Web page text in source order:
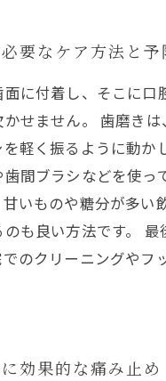
要なケア方法と予
に付着し、そこに
せません。 歯磨き
軽く振るように動
間ブラシなどを使
いものや糖分が多
も良い方法です。
のクリーニングや
効果的な痛み止め